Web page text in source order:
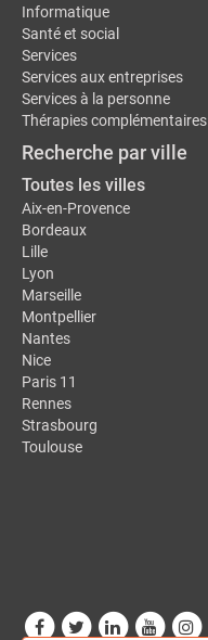
Informatique
Santé et social
Services
Services aux entreprises
Services à la personne
Thérapies complémentaires
Recherche par ville
Toutes les villes
Aix-en-Provence
Bordeaux
Lille
Lyon
Marseille
Montpellier
Nantes
Nice
Paris 11
Rennes
Strasbourg
Toulouse